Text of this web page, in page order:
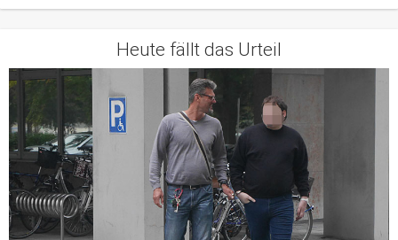
Heute fällt das Urteil